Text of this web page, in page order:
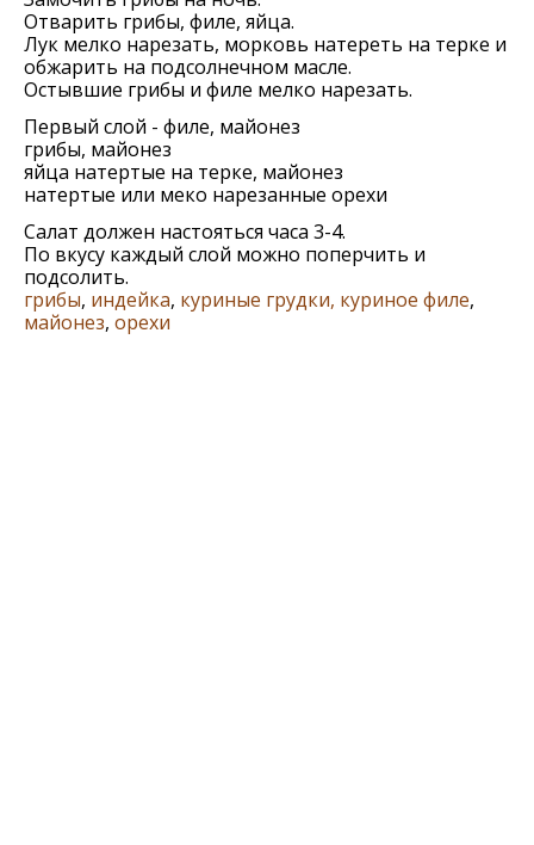
Отварить грибы, филе, яйца.
Лук мелко нарезать, морковь натереть на терке и
обжарить на подсолнечном масле.
Остывшие грибы и филе мелко нарезать.
Первый слой - филе, майонез
грибы, майонез
яйца натертые на терке, майонез
натертые или меко нарезанные орехи
Салат должен настояться часа 3-4.
По вкусу каждый слой можно поперчить и
подсолить.
грибы, индейка, куриные грудки, куриное филе,
майонез, орехи